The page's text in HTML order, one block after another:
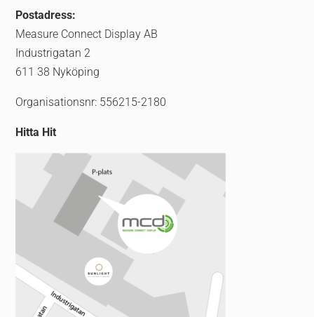
Postadress:
Measure Connect Display AB
Industrigatan 2
611 38 Nyköping
Organisationsnr: 556215-2180
Hitta Hit